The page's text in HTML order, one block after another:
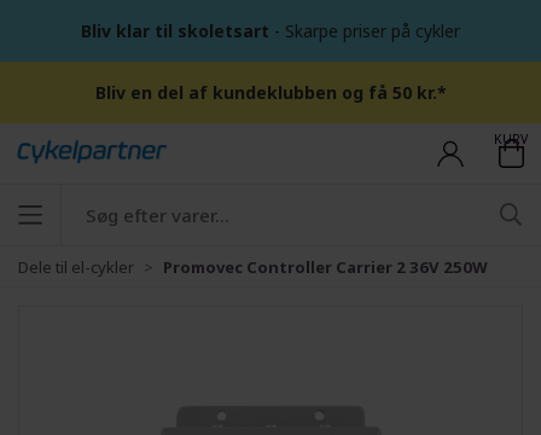
Bliv klar til skoletsart - Skarpe priser på cykler
Bliv en del af kundeklubben og få 50 kr.*
KURV
Dele til el-cykler Promovec Controller Carrier 2 36V 250W